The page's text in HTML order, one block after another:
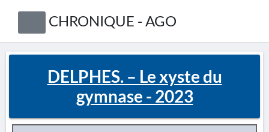
CHRONIQUE - AGO
DELPHES. – Le xyste du
gymnase - 2023